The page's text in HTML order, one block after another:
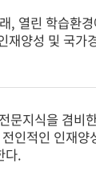
, 열린 학습환
양성 및 국
문지식을 겸
인적인 인재
다.